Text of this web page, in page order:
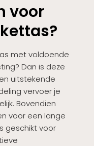
voor
met voldoende
Dan is deze
uitstekende
vervoer je
Bovendien
voor een lange
geschikt voor